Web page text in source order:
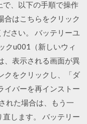
で、以下の手順で操作
合はこちらをクリック
さい。 バッテリーユ
クu001（新しいウィ
、表示される画面が異
クをクリックし、「ダ
イバーを再インストー
れた場合は、もう一
します。 バッテリー